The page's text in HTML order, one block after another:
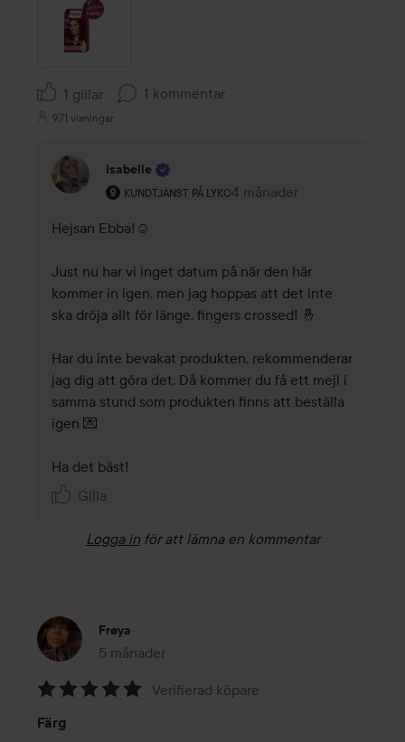
1 gillar 1 kommentar
971 visningar
Isabelle
KUNDTJÄNST PÅ LYKO
Användarens roll: Kundtjänst på Lyko.
4 månader
Kommentaren lades 4
Hejsan Ebba!☺️
Just nu har vi inget datum på när den här
kommer in igen, men jag hoppas att det inte
ska dröja allt för länge, fingers crossed! 🤞
Har du inte bevakat produkten, rekommenderar
jag dig att göra det. Då kommer du få ett mejl i
samma stund som produkten finns att beställa
igen 💌
Ha det bäst!
Gilla
Logga in för att lämna en kommentar
Frøya
5 månader
Inlägget skapades 5 månader
5
Verifierad köpare
Färg